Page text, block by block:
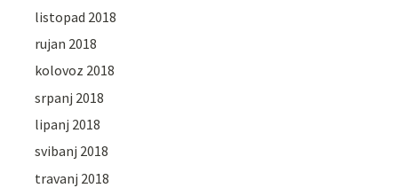
listopad 2018
rujan 2018
kolovoz 2018
srpanj 2018
lipanj 2018
svibanj 2018
travanj 2018